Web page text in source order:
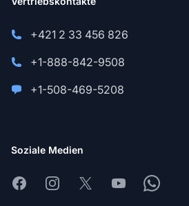
+421 2 33 456 826
+1-888-842-9508
+1-508-469-5208
Soziale Medien
FacebookInstagram
X YoutubeWhatsapp